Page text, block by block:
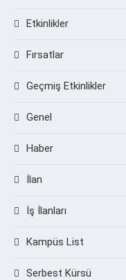
Etkinlikler
Fırsatlar
Geçmiş Etkinlikler
Genel
Haber
İlan
İş İlanları
Kampüs List
Serbest Kürsü